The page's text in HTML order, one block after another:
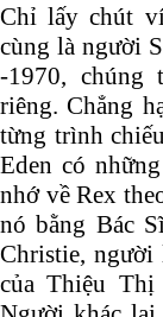
Chỉ lấy chút
cùng là người
-1970, chúng
riêng. Chẳng
từng trình
Eden có
nhớ về Rex
nó bằng Bác
Christie,
của Thiệu